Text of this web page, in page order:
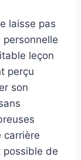
laisse pas
leçon
perçu
son
carrière
possible de